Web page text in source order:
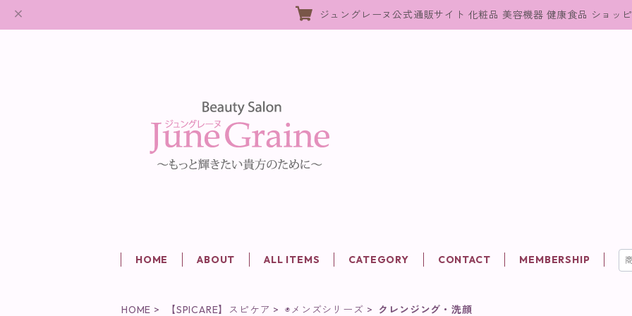
ジュングレーヌ公式通販サイト 化粧品 美容機器 健康食品 ショッ
HOME ABOUT ALL ITEMS CATEGORY CONTACT MEMBERSHIP
HOME 【SPICARE】スピケア ◉メンズシリーズ クレンジング・洗顔